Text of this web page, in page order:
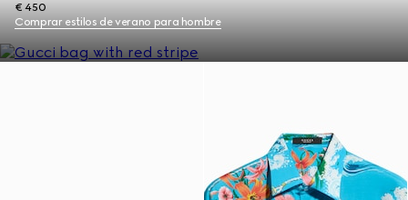
€ 450
Comprar estilos de verano para hombre